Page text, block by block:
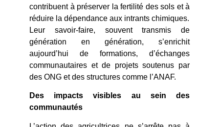
contribuent à préserver la fertilité des sols et à
réduire la dépendance aux intrants chimiques.
Leur savoir-faire, souvent transmis de
génération en génération, s’enrichit
aujourd’hui de formations, d’échanges
communautaires et de projets soutenus par
des ONG et des structures comme l’ANAF.
Des impacts visibles au sein des
communautés